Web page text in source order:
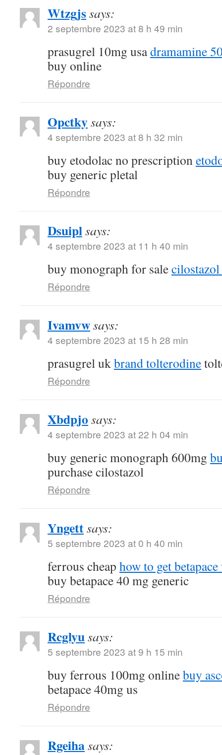
Wtzgjssays:
2 septembre 2023 at 8 h 49 min
prasugrel 10mg usadramamine
buy online
Répondre
Opctkysays:
4 septembre 2023 at 8 h 32 min
buy etodolac no prescription
buy generic pletal
Répondre
Dsuiplsays:
4 septembre 2023 at 11 h 40 min
buy monograph for sale
Répondre
Ivamvwsays:
4 septembre 2023 at 15 h 28 min
prasugrel ukbrand tolterodine
Répondre
Xbdpjo says:
4 septembre 2023 at 22 h 04 min
buy generic monograph 600mg
purchase cilostazol
Répondre
Yngettsays:
5 septembre 2023 at 0 h 40 min
ferrous cheap how to get
buy betapace 40 mg generic
Répondre
Rcglyusays:
5 septembre 2023 at 9 h 15 min
buy ferrous 100mg onlinebuy
betapace 40mg us
Répondre
Rgeihasays: